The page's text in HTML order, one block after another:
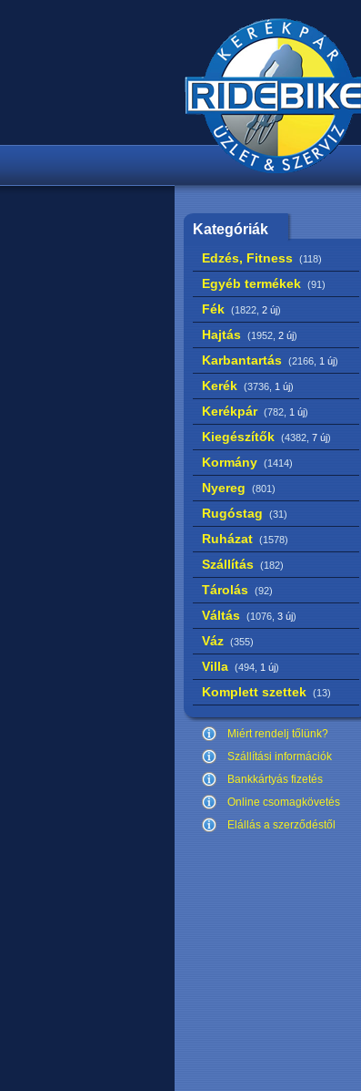
Kategóriák
Edzés, Fitness (118)
Egyéb termékek (91)
Fék (1822, 2 új)
Hajtás (1952, 2 új)
Karbantartás (2166, 1 új)
Kerék (3736, 1 új)
Kerékpár (782, 1 új)
Kiegészítők (4382, 7 új)
Kormány (1414)
Nyereg (801)
Rugóstag (31)
Ruházat (1578)
Szállítás (182)
Tárolás (92)
Váltás (1076, 3 új)
Váz (355)
Villa (494, 1 új)
Komplett szettek (13)
Miért rendelj tőlünk?
Szállítási információk
Bankkártyás fizetés
Online csomagkövetés
Elállás a szerződéstől